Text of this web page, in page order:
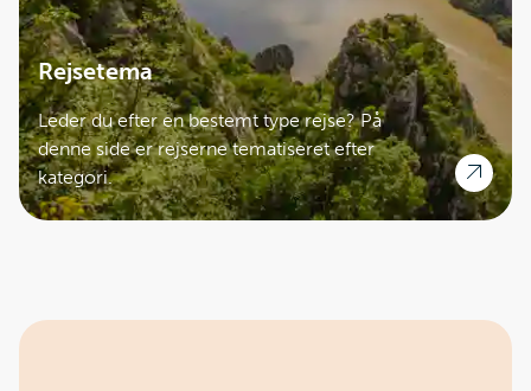
Rejsetema
Leder du efter en bestemt type rejse? På
denne side er rejserne tematiseret efter
kategori.